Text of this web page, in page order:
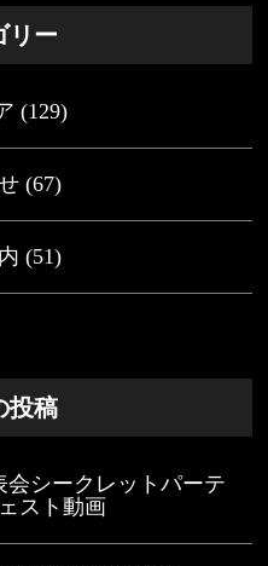
リー
(129)
(67)
(51)
投稿
会シークレットパーテ
スト動画